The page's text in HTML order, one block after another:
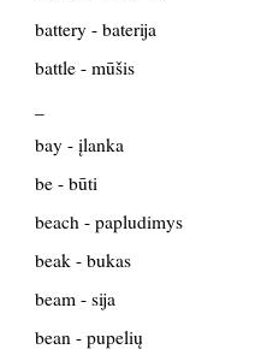
battery - baterija
battle - mūšis
bay - įlanka
be - būti
beach - papludimys
beak - bukas
beam - sija
bean - pupelių